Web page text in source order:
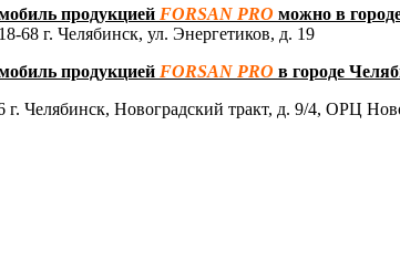
продукцией FORSAN PRO можно в
68 г. Челябинск, ул. Энергетиков, д. 19
продукцией FORSAN PRO в городе
г. Челябинск, Новоградский тракт, д. 9/4, ОРЦ